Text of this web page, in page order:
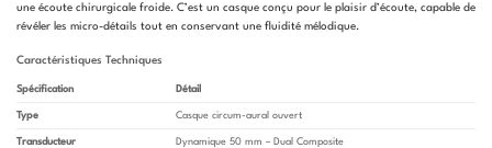
une écoute chirurgicale froide. C’est un casque conçu pour le plaisir d’écoute, capable de
révéler les micro-détails tout en conservant une fluidité mélodique.
Caractéristiques Techniques
Spécification Détail
Type Casque circum-aural ouvert
Transducteur Dynamique 50 mm – Dual Composite